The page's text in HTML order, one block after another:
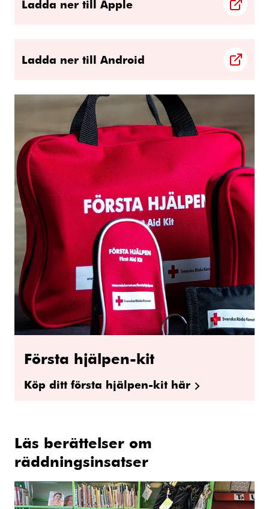
Ladda ner till Apple
Ladda ner till Android
Första hjälpen-kit
Köp ditt första hjälpen-kit här
Läs berättelser om
räddningsinsatser